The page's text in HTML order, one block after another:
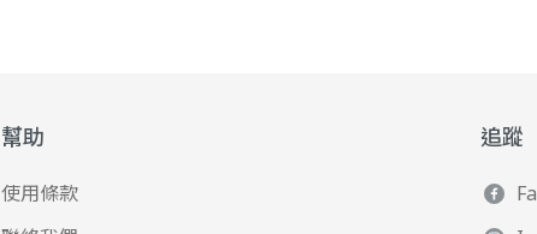
幫助
使用條款
追蹤